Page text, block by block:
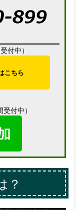
付中）
こちら
付中）
？